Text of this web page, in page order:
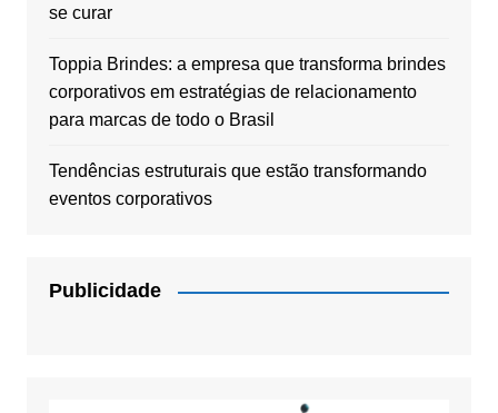
se curar
Toppia Brindes: a empresa que transforma brindes
corporativos em estratégias de relacionamento
para marcas de todo o Brasil
Tendências estruturais que estão transformando
eventos corporativos
Publicidade